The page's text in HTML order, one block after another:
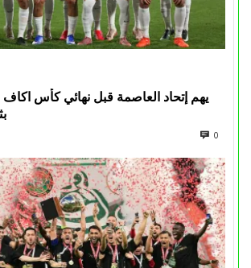
يهم إتحاد العاصمة قبل نهائي كأس
0